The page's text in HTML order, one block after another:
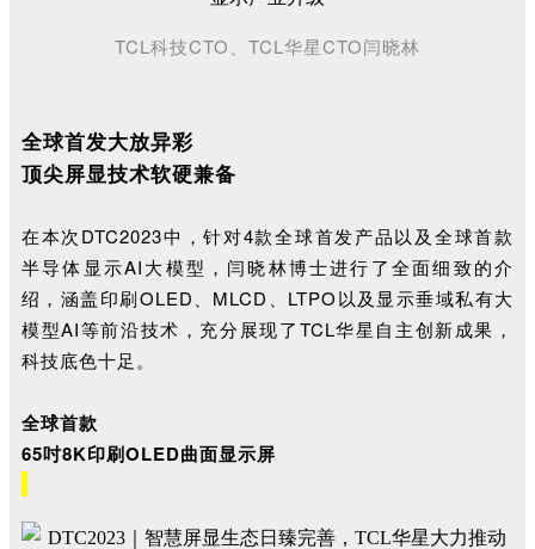
TCL科技CTO、TCL华星CTO闫晓林
全球首发大放异彩
顶尖屏显技术软硬兼备
在本次DTC2023中，针对4款全球首发产品以及全球首款
半导体显示AI大模型，闫晓林博士进行了全面细致的介
绍，涵盖印刷OLED、MLCD、LTPO以及 显示垂域私有大
模型AI等前沿技术，充分展现了TCL华星自主创新成果，
科技底色十足。
全球首款
65吋8K印刷OLED曲面显示屏